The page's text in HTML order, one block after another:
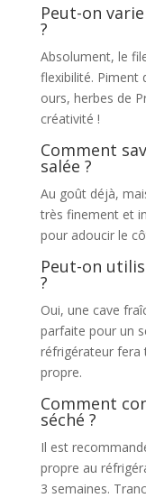
Peut-on
?
Absolument, le
flexibilité. Piment
ours, herbes de
créativité !
Comment
salée ?
Au goût déjà,
très finement et
pour adoucir le
Peut-on
?
Oui, une cave
parfaite pour un
réfrigérateur fera
propre.
Comment
séché ?
Il est
propre au
3 semaines.